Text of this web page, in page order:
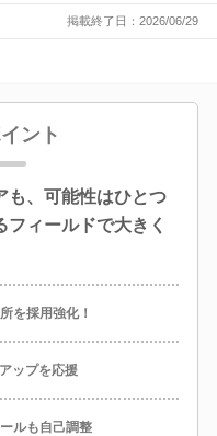
掲載終了日：2026/06/29
ント
も、可能性はひとつ
ィールドで大きく
を採用強化！
ップを応援
ルも自己調整